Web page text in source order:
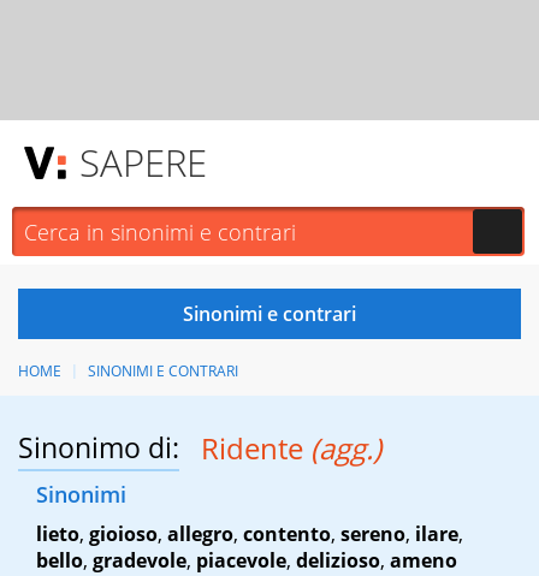
SAPERE
HOME SINONIMI E CONTRARI
Sinonimo di: Ridente (agg.)
Sinonimi
lieto, gioioso, allegro, contento, sereno, ilare,
bello, gradevole, piacevole, delizioso, ameno